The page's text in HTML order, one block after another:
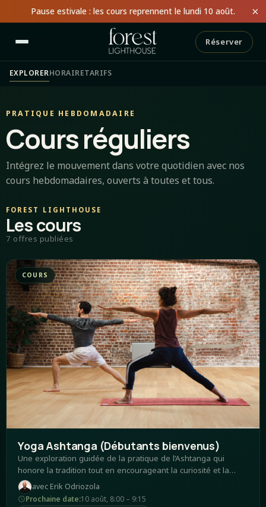
Pause estivale : les cours reprennent le lundi 10 août. ×
Réserver
EXPLORERHORAIRETARIFS
PRATIQUE HEBDOMADAIRE
Cours réguliers
Intégrez le mouvement dans votre quotidien avec nos
cours hebdomadaires, ouverts à toutes et tous.
FOREST LIGHTHOUSE
Les cours
7 offres publiées
COURS
Yoga Ashtanga (Débutants bienvenus)
Une exploration guidée de la pratique de l’Ashtanga qui
honore la tradition tout en encourageant la curiosité et la
conscience du corps.
avec Erik Odriozola
Prochaine date:10 août 8:00 – 9:15